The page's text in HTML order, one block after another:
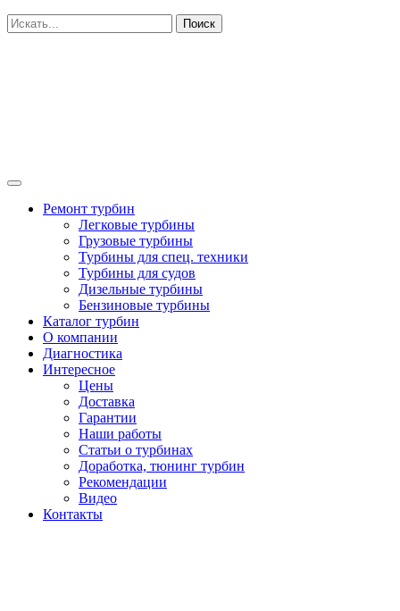
Поиск
Ремонт турбин
Легковые турбины
Грузовые турбины
Турбины для спец. техники
Турбины для судов
Дизельные турбины
Бензиновые турбины
Каталог турбин
О компании
Диагностика
Интересное
Цены
Доставка
Гарантии
Наши работы
Статьи о турбинах
Доработка, тюнинг турбин
Рекомендации
Видео
Контакты